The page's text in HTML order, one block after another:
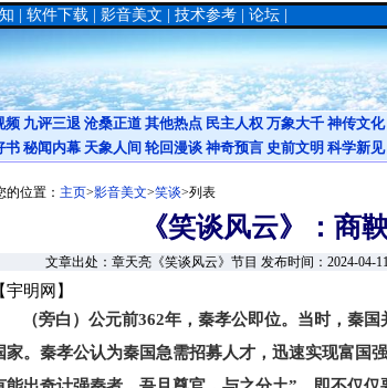
软件下载 影音美文 技术参考 论坛
频 九评三退 沧桑正道 其他热点 民主人权 万象大千 神传文化
书 秘闻内幕 天象人间 轮回漫谈 神奇预言 史前文明 科学新见
的位置： 主页>影音美文>笑谈>列表
《笑谈风云》：商
文章出处：章天亮《笑谈风云》节目 发布时间：2024-04-
【宇明网】
（旁白）公元前362年，秦孝公即位。当时，秦
家。秦孝公认为秦国急需招募人才，迅速实现富国